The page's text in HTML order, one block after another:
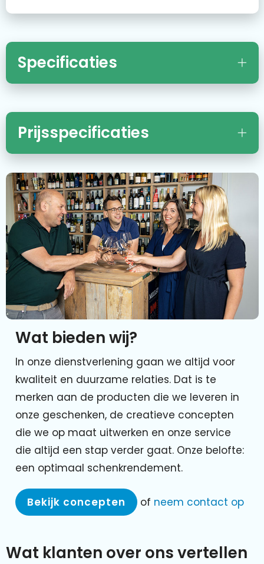
Specificaties
Prijsspecificaties
Wat bieden wij?
In onze dienstverlening gaan we altijd voor
kwaliteit en duurzame relaties. Dat is te
merken aan de producten die we leveren in
onze geschenken, de creatieve concepten
die we op maat uitwerken en onze service
die altijd een stap verder gaat. Onze belofte:
een optimaal schenkrendement.
Bekijk concepten of neem contact op
Wat klanten over ons vertellen